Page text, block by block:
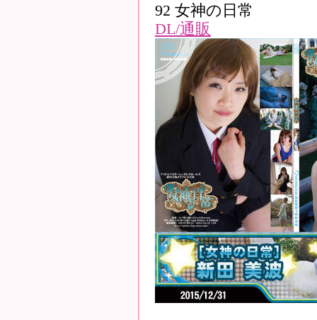
92 女神の日常
DL/通販